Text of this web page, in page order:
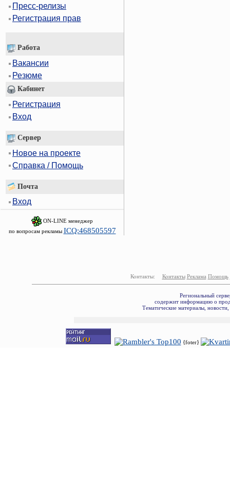
Пресс-релизы
Регистрация прав
Работа
Вакансии
Резюме
Кабинет
Регистрация
Вход
Сервер
Новое на проекте
Справка / Помощь
Почта
Вход
ON-LINE менеджер
по вопросам рекламы ICQ:468505597
Контакты: Контакты Реклама Помощь
Региональный
содержит информацию о
Тематические материалы,
{foter}